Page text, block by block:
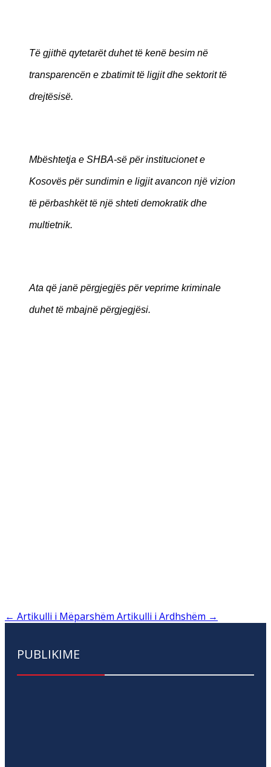
Të gjithë qytetarët duhet të kenë besim në
transparencën e zbatimit të ligjit dhe sektorit të
drejtësisë.
Mbështetja e SHBA-së për institucionet e
Kosovës për sundimin e ligjit avancon një vizion
të përbashkët të një shteti demokratik dhe
multietnik.
Ata që janë përgjegjës për veprime kriminale
duhet të mbajnë përgjegjësi.
← Artikulli i Mëparshëm Artikulli i Ardhshëm →
PUBLIKIME